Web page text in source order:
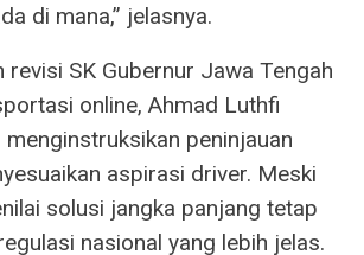
di mana,” jelasnya.
revisi SK Gubernur Jawa Tengah
online, Ahmad Luthfi
peninjauan
aspirasi driver. Meski
solusi jangka panjang tetap
nasional yang lebih jelas.